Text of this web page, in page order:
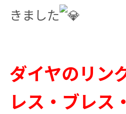
きました
ダイヤのリン
レス・ブレス